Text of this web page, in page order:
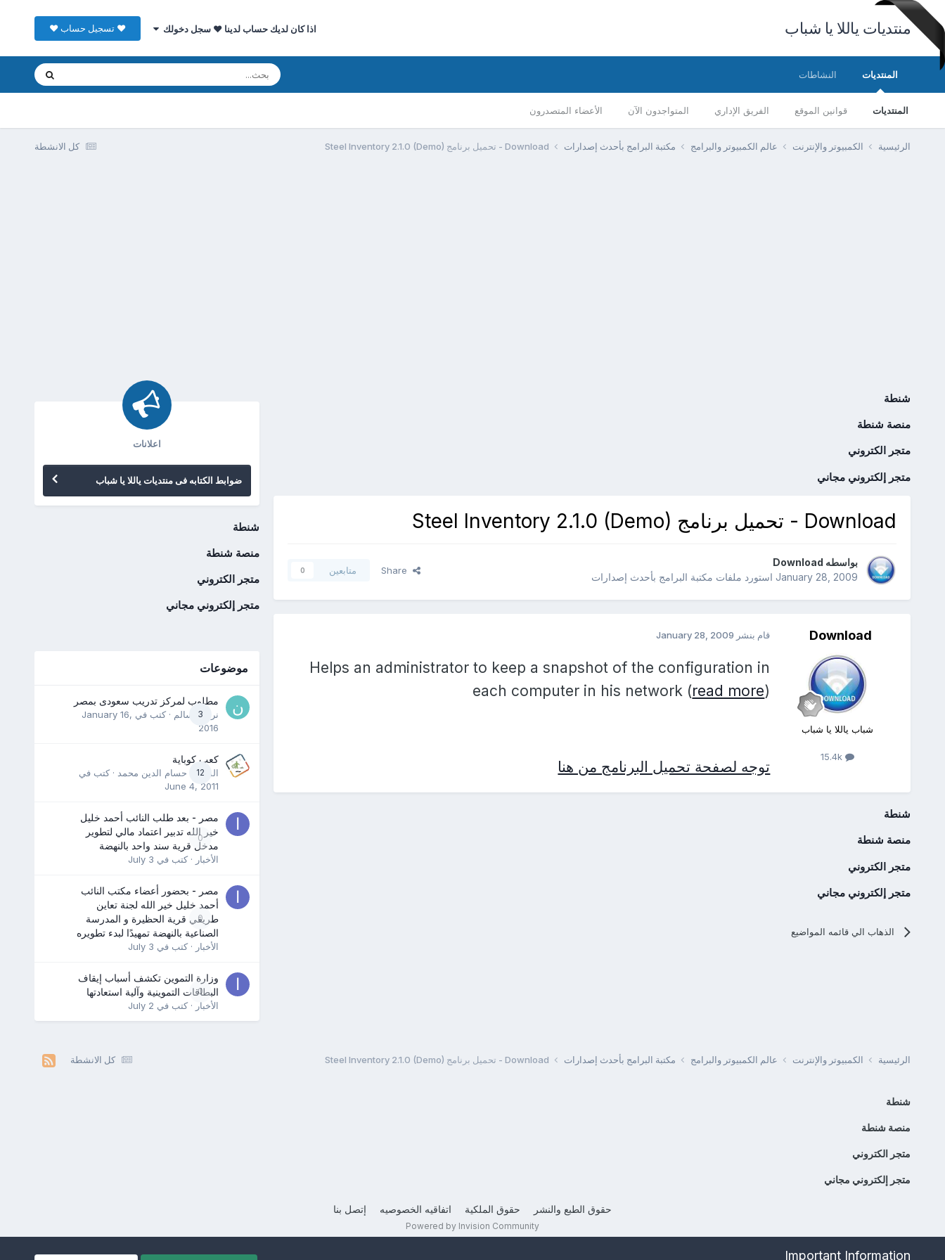
منتديات ياللا يا شباب اذا كان لديك حساب لدينا ♥ سجل دخولك ♥ تسجيل حساب ♥
المنتديات
المنتديات قوانين الموقع الفريق الإداري المتواجدون الآن الأعضاء المتصدرون
النشاطات
كل الانشطة الرئيسية الكمبيوتر والإنترنت عالم الكمبيوتر والبرامج مكتبة البرامج بأحدث إصدارات Download - تحميل برنامج Steel Inventory 2.1.0 (Demo)
شنطة
منصة شنطة
متجر الكتروني
متجر إلكتروني مجاني
Download - تحميل برنامج Steel Inventory 2.1.0 (Demo)
بواسطه Download
January 28, 2009استورد ملفات مكتبة البرامج بأحدث إصدارات
Share متابعين 0
Download
شباب ياللا يا شباب
15.4k
قام بنشر January 28, 2009
Helps an administrator to keep a snapshot of the configuration in
each computer in his network (read more)
توجه لصفحة تحميل البرنامج من هنا
شنطة
منصة شنطة
متجر الكتروني
متجر إلكتروني مجاني
الذهاب الي قائمه المواضيع
اعلانات
ضوابط الكتابه فى منتديات ياللا يا شباب
شنطة
منصة شنطة
متجر الكتروني
متجر إلكتروني مجاني
موضوعات
3
مطلوب لمركز تدريب سعودى بمصر
نرمين سالم · كتب في January 16,
2016
12
كعب كوباية
المدرب حسام الدين محمد · كتب في
June 4, 2011
0
مصر - بعد طلب النائب أحمد خليل
خير الله تدبير اعتماد مالي لتطوير
مدخل قرية سند واحد بالنهضة
الأخبار · كتب في July 3
0
مصر - بحضور أعضاء مكتب النائب
أحمد خليل خير الله لجنة تعاين
طريقي قرية الحظيرة و المدرسة
الصناعية بالنهضة تمهيدًا لبدء تطويره
الأخبار · كتب في July 3
0
وزارة التموين تكشف أسباب إيقاف
البطاقات التموينية وآلية استعادتها
الأخبار · كتب في July 2
كل الانشطة الرئيسية الكمبيوتر والإنترنت عالم الكمبيوتر والبرامج مكتبة البرامج بأحدث إصدارات Download - تحميل برنامج Steel Inventory 2.1.0 (Demo)
شنطة
منصة شنطة
متجر الكتروني
متجر إلكتروني مجاني
حقوق الطبع والنشر حقوق الملكية اتفاقيه الخصوصيه إتصل بنا
Powered by Invision Community
Important Information